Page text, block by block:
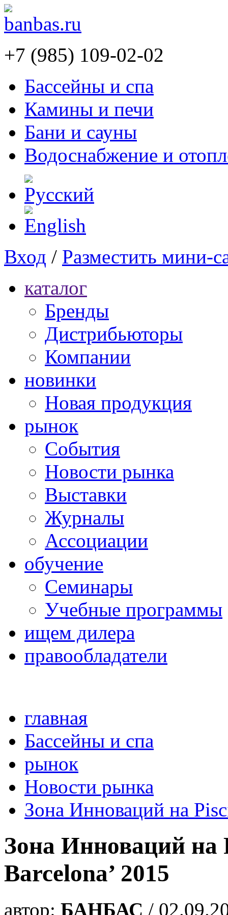
+7 (985) 109-02-02
Бассейны и спа
Камины и печи
Бани и сауны
Водоснабжение и
Вход / Разместить мини-
каталог
Бренды
Дистрибьюторы
Компании
новинки
Новая продукция
рынок
Cобытия
Новости рынка
Выставки
Журналы
Ассоциации
обучение
Семинары
Учебные программы
ищем дилера
правообладатели
главная
Бассейны и спа
рынок
Новости рынка
Зона Инноваций на
Зона Инноваций на
Barcelona’ 2015
автор: БАНБАС /